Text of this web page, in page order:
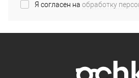
Я согласен на обработку